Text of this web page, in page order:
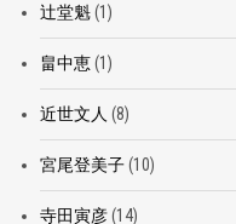
辻堂魁(1)
畠中恵(1)
近世文人 (8)
宮尾登美子(10)
寺田寅彦(14)